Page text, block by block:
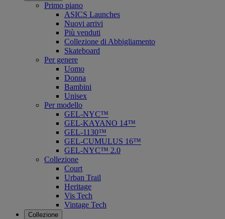
Primo piano
ASICS Launches
Nuovi arrivi
Più venduti
Collezione di Abbigliamento
Skateboard
Per genere
Uomo
Donna
Bambini
Unisex
Per modello
GEL-NYC™
GEL-KAYANO 14™
GEL-1130™
GEL-CUMULUS 16™
GEL-NYC™ 2.0
Collezione
Court
Urban Trail
Heritage
Vis Tech
Vintage Tech
Collezione